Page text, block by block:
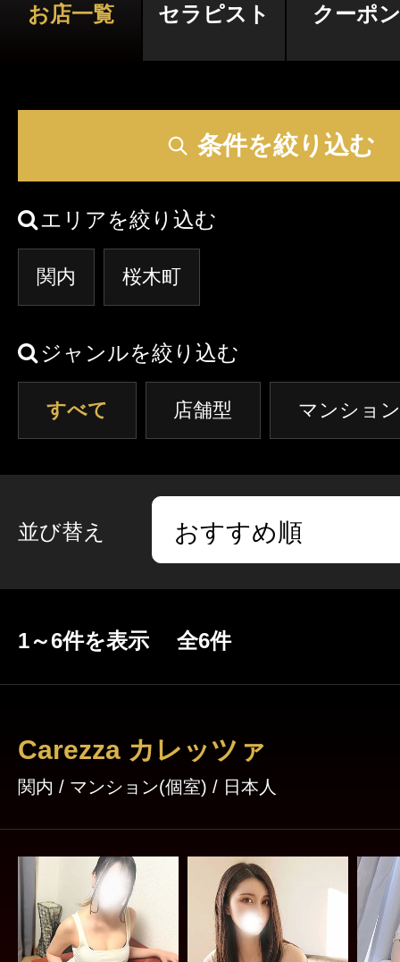
栃木 群馬
お店一覧 セラピスト クーポ
条件を絞り込む
エリアを絞り込む
関内 桜木町
ジャンルを絞り込む
すべて 店舗型 マンショ
並び替え
1～6件を表示 全6件
Carezza カレッツァ
関内 / マンション(個室) / 日本人